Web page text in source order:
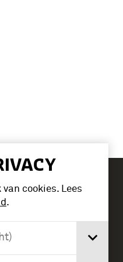
cookies. Lees
.
1